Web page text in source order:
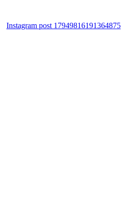
Instagram post 17949816191364875